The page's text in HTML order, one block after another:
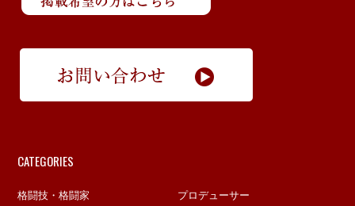
CATEGORIES
格闘技・格闘家
プロデューサー